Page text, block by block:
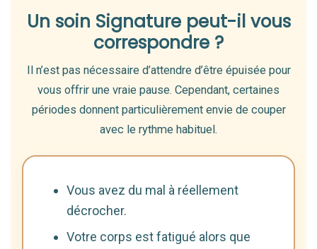
Un soin Signature peut-il vous
correspondre ?
Il n’est pas nécessaire d’attendre d’être épuisée pour
vous offrir une vraie pause. Cependant, certaines
périodes donnent particulièrement envie de couper
avec le rythme habituel.
Vous avez du mal à réellement
décrocher.
Votre corps est fatigué alors que